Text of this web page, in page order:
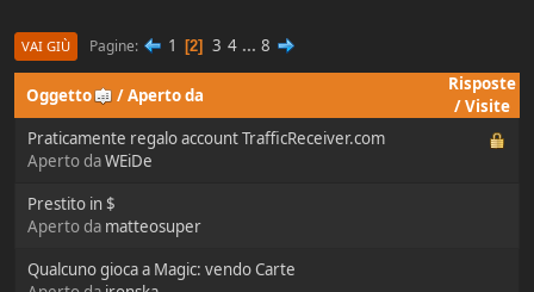
VAI GIÙ Pagine 1 2 3 4 ... 8
Oggetto /Aperto da
Risposte
/Visite
Praticamente regalo account TrafficReceiver.com
Aperto daWEiDe
Prestito in $
Aperto da matteosuper
Qualcuno gioca a Magic: vendo Carte